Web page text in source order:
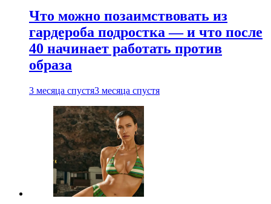
Что можно позаимствовать из
гардероба подростка — и что после
40 начинает работать против
образа
3 месяца спустя3 месяца спустя